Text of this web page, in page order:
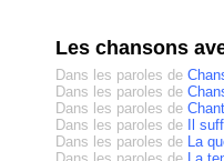
Les chansons
Dans les paroles de
Dans les paroles de
Dans les paroles de
Dans les paroles de Il
Dans les paroles de La